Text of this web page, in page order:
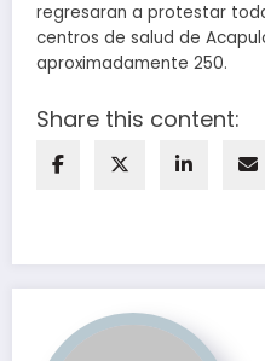
regresaran a protestar
centros de salud de
aproximadamente 250.
Share this content: